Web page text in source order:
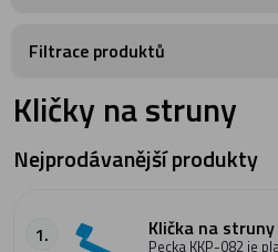
Filtrace produktů
Kličky na struny
Nejprodávanější produkty
1. Klička na
Pecka KKP-082 je